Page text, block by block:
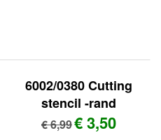
6002/0380 Cutting
stencil -rand
€ 6,99€ 3,50